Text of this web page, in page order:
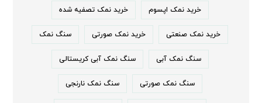
خرید نمک اپسوم خرید نمک تصفیه شده
خرید نمک صنعتی خرید نمک صورتی سنگ نمک
سنگ نمک آبی سنگ نمک آبی کریستالی
سنگ نمک صورتی سنگ نمک نارنجی